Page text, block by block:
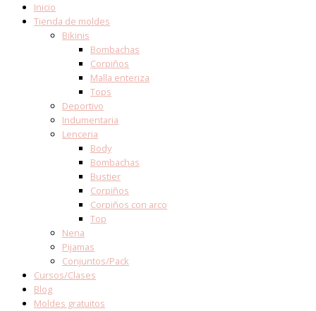
Inicio
Tienda de moldes
Bikinis
Bombachas
Corpiños
Malla enteriza
Tops
Deportivo
Indumentaria
Lenceria
Body
Bombachas
Bustier
Corpiños
Corpiños con arco
Top
Nena
Pijamas
Conjuntos/Pack
Cursos/Clases
Blog
Moldes gratuitos